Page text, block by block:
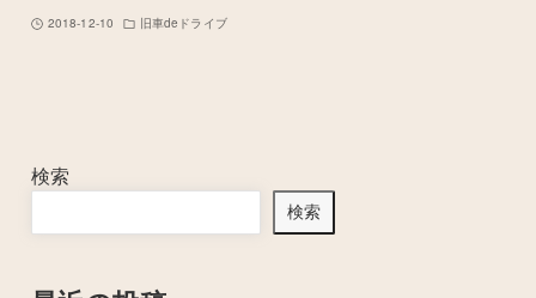
2018-12-10 旧車deドライブ
検索
検索